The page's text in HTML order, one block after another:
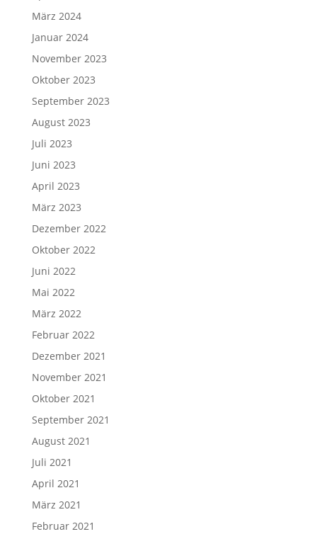
März 2024
Januar 2024
November 2023
Oktober 2023
September 2023
August 2023
Juli 2023
Juni 2023
April 2023
März 2023
Dezember 2022
Oktober 2022
Juni 2022
Mai 2022
März 2022
Februar 2022
Dezember 2021
November 2021
Oktober 2021
September 2021
August 2021
Juli 2021
April 2021
März 2021
Februar 2021